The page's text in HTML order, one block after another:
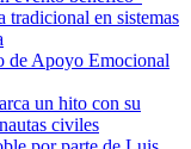
tradicional en sistemas
de Apoyo Emocional
un hito con su
civiles